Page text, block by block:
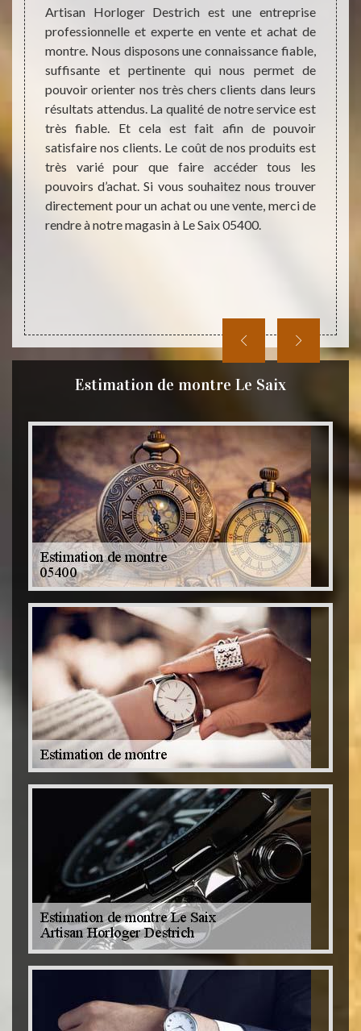
nos
Mais
cet
pas
Artisan Horloger Destrich est une entreprise
professionnelle et experte en vente et achat de
montre. Nous disposons une connaissance fiable,
suffisante et pertinente qui nous permet de
pouvoir orienter nos très chers clients dans leurs
résultats attendus. La qualité de notre service est
très fiable. Et cela est fait afin de pouvoir
satisfaire nos clients. Le coût de nos produits est
très varié pour que faire accéder tous les
pouvoirs d’achat. Si vous souhaitez nous trouver
directement pour un achat ou une vente, merci de
rendre à notre magasin à Le Saix 05400.
un
son
juste
est
à
votre
Estimation de montre Le Saix